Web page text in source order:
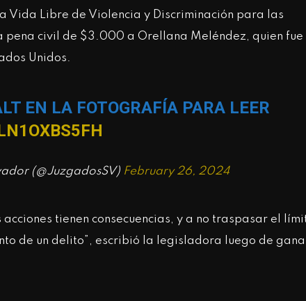
Vida Libre de Violencia y Discriminación para las
pena civil de $3.000 a Orellana Meléndez, quien fue
Unidos.
EN LA FOTOGRAFÍA PARA LEER
(@JuzgadosSV) February 26, 2024
tienen consecuencias, y a no traspasar el
de un delito”, escribió la legisladora luego de